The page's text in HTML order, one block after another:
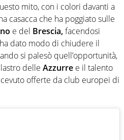
mito, con i colori davanti a
casacca che ha poggiato sulle
e del Brescia,facendosi
dato modo di chiudere il
si palesò quell’opportunità,
delle Azzurre e il talento
offerte da club europei di